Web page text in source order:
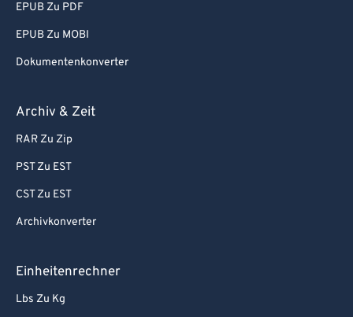
EPUB Zu PDF
EPUB Zu MOBI
Dokumentenkonverter
Archiv & Zeit
RAR Zu Zip
PST Zu EST
CST Zu EST
Archivkonverter
Einheitenrechner
Lbs Zu Kg